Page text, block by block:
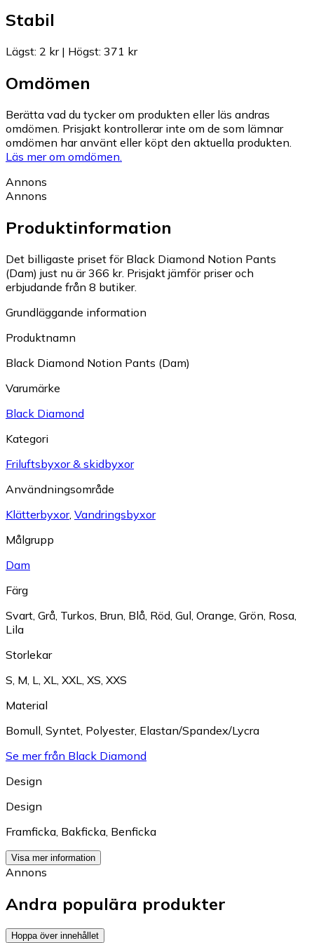
Stabil
Lägst: 2 kr| Högst: 371 kr
Omdömen
Berätta vad du tycker om produkten eller läs andras
omdömen. Prisjakt kontrollerar inte om de som lämnar
omdömen har använt eller köpt den aktuella produkten.
Läs mer om omdömen.
Annons
Annons
Produktinformation
Det billigaste priset för Black Diamond Notion Pants
(Dam) just nu är 366 kr. Prisjakt jämför priser och
erbjudande från 8 butiker.
Grundläggande information
Produktnamn
Black Diamond Notion Pants (Dam)
Varumärke
Black Diamond
Kategori
Friluftsbyxor & skidbyxor
Användningsområde
Klätterbyxor, Vandringsbyxor
Målgrupp
Dam
Färg
Svart Grå Turkos Brun Blå Röd Gul Orange Grön Rosa
Lila
Storlekar
S M L XL XXL XS XXS
Material
Bomull Syntet Polyester, Elastan/Spandex/Lycra
Se mer från Black Diamond
Design
Design
Framficka Bakficka Benficka
Visa mer information
Annons
Andra populära produkter
Hoppa över innehållet